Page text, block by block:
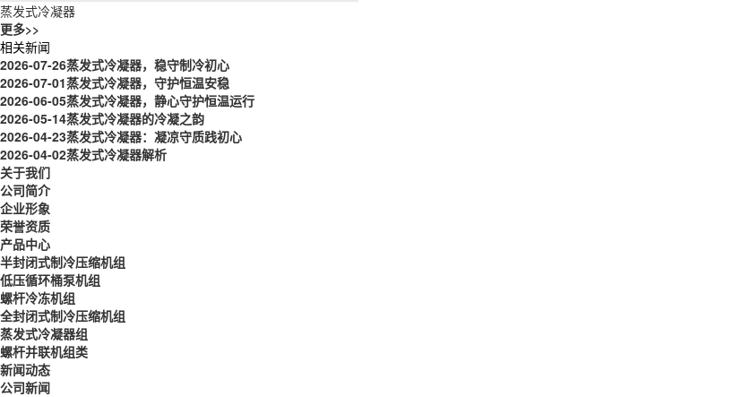
蒸发式冷凝器
更多>>
相关新闻
2026-07-26蒸发式冷凝器，稳守制冷初心
2026-07-01蒸发式冷凝器，守护恒温安稳
2026-06-05蒸发式冷凝器，静心守护恒温运行
2026-05-14蒸发式冷凝器的冷凝之韵
2026-04-23蒸发式冷凝器：凝凉守质践初心
2026-04-02蒸发式冷凝器解析
关于我们
公司简介
企业形象
荣誉资质
产品中心
半封闭式制冷压缩机组
低压循环桶泵机组
螺杆冷冻机组
全封闭式制冷压缩机组
蒸发式冷凝器组
螺杆并联机组类
新闻动态
公司新闻